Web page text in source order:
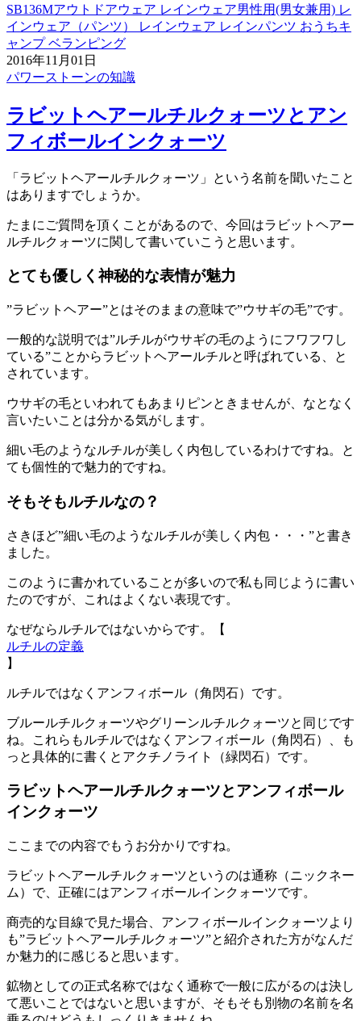
SB136Mアウトドアウェア レインウェア男性用(男女兼用) レ
インウェア（パンツ） レインウェア レインパンツ おうちキ
ャンプ ベランピング
2016年11月01日
パワーストーンの知識
ラビットヘアールチルクォーツとアン
フィボールインクォーツ
「ラビットヘアールチルクォーツ」という名前を聞いたこと
はありますでしょうか。
たまにご質問を頂くことがあるので、今回はラビットヘアー
ルチルクォーツに関して書いていこうと思います。
とても優しく神秘的な表情が魅力
”ラビットヘアー”とはそのままの意味で”ウサギの毛”です。
一般的な説明では”ルチルがウサギの毛のようにフワフワし
ている”ことからラビットヘアールチルと呼ばれている、と
されています。
ウサギの毛といわれてもあまりピンときませんが、なとなく
言いたいことは分かる気がします。
細い毛のようなルチルが美しく内包しているわけですね。と
ても個性的で魅力的ですね。
そもそもルチルなの？
さきほど”細い毛のようなルチルが美しく内包・・・”と書き
ました。
このように書かれていることが多いので私も同じように書い
たのですが、これはよくない表現です。
なぜならルチルではないからです。【
ルチルの定義
】
ルチルではなくアンフィボール（角閃石）です。
ブルールチルクォーツやグリーンルチルクォーツと同じです
ね。これらもルチルではなくアンフィボール（角閃石）、も
っと具体的に書くとアクチノライト（緑閃石）です。
ラビットヘアールチルクォーツとアンフィボール
インクォーツ
ここまでの内容でもうお分かりですね。
ラビットヘアールチルクォーツというのは通称（ニックネー
ム）で、正確にはアンフィボールインクォーツです。
商売的な目線で見た場合、アンフィボールインクォーツより
も”ラビットヘアールチルクォーツ”と紹介された方がなんだ
か魅力的に感じると思います。
鉱物としての正式名称ではなく通称で一般に広がるのは決し
て悪いことではないと思いますが、そもそも別物の名前を名